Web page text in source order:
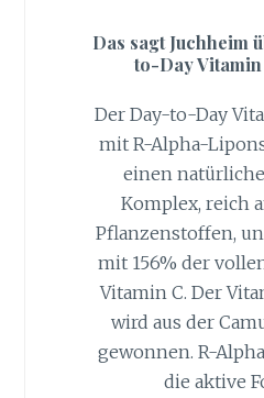
Das sagt Juchheim
to-Day
Der Day-to-Day
mit R-Alpha-
einen
Komplex, reich
Pflanzenstoffen,
mit 156% der
Vitamin C. Der
wird aus der
gewonnen. R-
die aktive